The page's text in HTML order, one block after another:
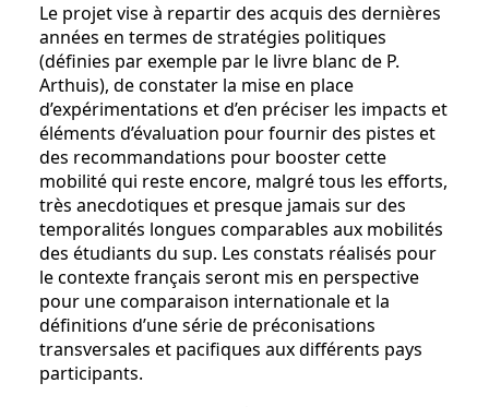
Le projet vise à repartir des acquis des dernières
années en termes de stratégies politiques
(définies par exemple par le livre blanc de P.
Arthuis), de constater la mise en place
d’expérimentations et d’en préciser les impacts et
éléments d’évaluation pour fournir des pistes et
des recommandations pour booster cette
mobilité qui reste encore, malgré tous les efforts,
très anecdotiques et presque jamais sur des
temporalités longues comparables aux mobilités
des étudiants du sup. Les constats réalisés pour
le contexte français seront mis en perspective
pour une comparaison internationale et la
définitions d’une série de préconisations
transversales et pacifiques aux différents pays
participants.